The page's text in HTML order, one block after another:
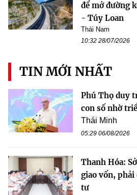
để mở đường
- Túy Loan
Thái Nam
10:32 28/07/2026
TIN MỚI NHẤT
Phú Thọ duy
con số nhờ
Thái Minh
05:29 06/08/2026
Thanh Hóa:
giao vốn, phải
tư